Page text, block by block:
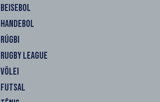
BEISEBOL
HANDEBOL
RÚGBI
RUGBY LEAGUE
VÔLEI
FUTSAL